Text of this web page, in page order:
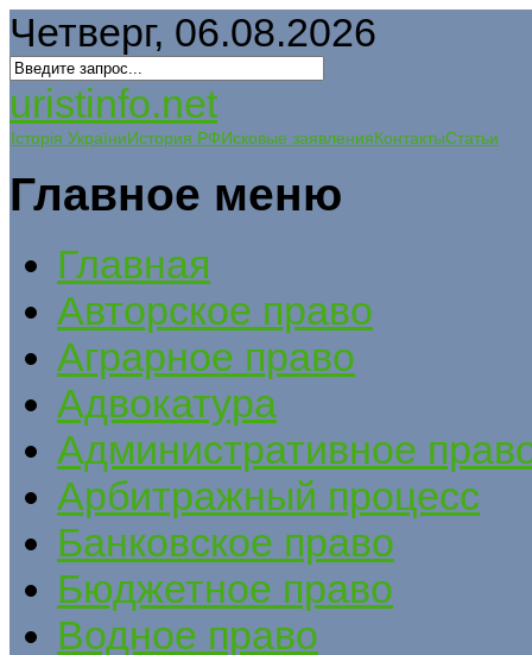
Четверг, 06.08.2026
uristinfo.net
Історія УкраїниИстория РФИсковые заявленияКонтактыСтатьи
Главное меню
Главная
Авторское право
Аграрное право
Адвокатура
Административное
Арбитражный процесс
Банковское право
Бюджетное право
Водное право